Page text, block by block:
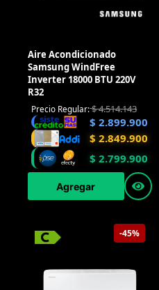
Aire Acondicionado
Samsung WindFree
Inverter 18000 BTU 220V
R32
Precio Regular:$4.514.143
$ 2.899.900
$ 2.849.900
$ 2.799.900
Agregar
-45%